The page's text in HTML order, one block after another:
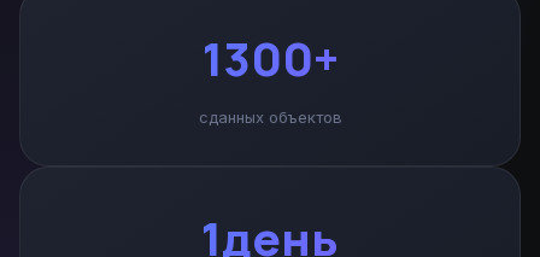
1300+
сданных объектов
1день